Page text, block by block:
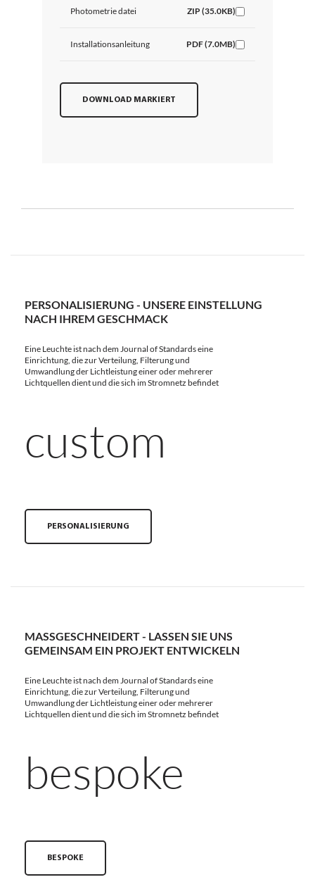
Photometrie datei ZIP (35.0KB)
Installationsanleitung PDF (7.0MB)
DOWNLOAD MARKIERT
PERSONALISIERUNG - UNSERE EINSTELLUNG
NACH IHREM GESCHMACK
Eine Leuchte ist nach dem Journal of Standards eine
Einrichtung, die zur Verteilung, Filterung und
Umwandlung der Lichtleistung einer oder mehrerer
Lichtquellen dient und die sich im Stromnetz befindet
custom
PERSONALISIERUNG
MASSGESCHNEIDERT - LASSEN SIE UNS G
EMEINSAM EIN PROJEKT ENTWICKELN
Eine Leuchte ist nach dem Journal of Standards eine
Einrichtung, die zur Verteilung, Filterung und
Umwandlung der Lichtleistung einer oder mehrerer
Lichtquellen dient und die sich im Stromnetz befindet
bespoke
BESPOKE